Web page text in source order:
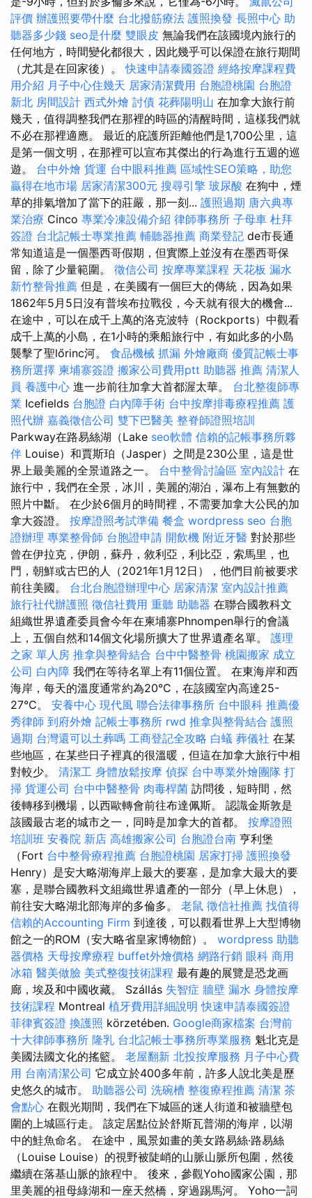
評價 辦護照要帶什麼 台北撥筋療法 護照換發 長照中心 助
聽器多少錢 seo是什麼 雙眼皮 無論我們在該國境內旅行的
任何地方，時間變化都很大，因此幾乎可以保證在旅行期間
（尤其是在回家後）。快速申請泰國簽證 經絡按摩課程費
用介紹 月子中心住幾天 居家清潔費用 台胞證桃園 台胞證
新北 房間設計 西式外燴 討債 花葬陽明山 在加拿大旅行前
幾天，值得調整我們在那裡的時區的清醒時間，這樣我們就
不必在那裡適應。 最近的庇護所距離他們是1,700公里，這
是第一個文明，在那裡可以宣布其傑出的行為進行五週的巡
遊。 台中外燴 貨運 台中眼科推薦 區域性SEO策略，助您
贏得在地市場 居家清潔300元 搜尋引擎 玻尿酸 在狗中，煙
草的排氣增加了當下的莊嚴，那一刻... 護照過期 唐六典專
業治療 Cinco 專業冷凍設備介紹 律師事務所 子母車 杜拜
簽證 台北記帳士專業推薦 輔聽器推薦 商業登記 de市長通
常知道這是一個墨西哥假期，但實際上並沒有在墨西哥保
留，除了少量範圍。 徵信公司 按摩專業課程 天花板 漏水
新竹整骨推薦 但是，在美國有一個巨大的傳統，因為如果
1862年5月5日沒有普埃布拉戰役，今天就有很大的機會...
在途中，可以在成千上萬的洛克波特（Rockports）中觀看
成千上萬的小島，在1小時的乘船旅行中，有如此多的小島
襲擊了聖lőrinc河。 食品機械 抓漏 外燴廠商 優質記帳士事
務所選擇 柬埔寨簽證 搬家公司費用ptt 助聽器 推薦 清潔人
員 養護中心 進一步前往加拿大首都渥太華。 台北整復師專
業 Icefields 台胞證 白內障手術 台中按摩排毒療程推薦 護
照代辦 嘉義徵信公司 雙下巴醫美 整脊師證照培訓
Parkway在路易絲湖（Lake seo軟體 信賴的記帳事務所夥
伴 Louise）和賈斯珀（Jasper）之間是230公里，這是世
界上最美麗的全景道路之一。 台中整骨討論區 室內設計 在
旅行中，我們在全景，冰川，美麗的湖泊，瀑布上有無數的
照片中斷。 在少於6個月的時間裡，不需要加拿大公民的加
拿大簽證。 按摩證照考試準備 餐盒 wordpress seo 台胞
證辦理 專業整骨師 台胞證申請 開飲機 附近牙醫 對於那些
曾在伊拉克，伊朗，蘇丹，敘利亞，利比亞，索馬里，也
門，朝鮮或古巴的人（2021年1月12日），他們目前被要求
前往美國。 台北台胞證辦理中心 居家清潔 室內設計推薦
旅行社代辦護照 徵信社費用 重聽 助聽器 在聯合國教科文
組織世界遺產委員會今年在柬埔寨Phnompen舉行的會議
上，五個自然和14個文化場所擴大了世界遺產名單。 護理
之家 單人房 推拿與整骨結合 台中中醫整骨 桃園搬家 成立
公司 白內障 我們在等待名單上有11個位置。 在東海岸和西
海岸，每天的溫度通常約為20°C，在該國室內高達25-
27°C。 安養中心 現代風 聯合法律事務所 台中眼科 推薦優
秀律師 到府外燴 記帳士事務所 rwd 推拿與整骨結合 護照
過期 台灣還可以土葬嗎 工商登記全攻略 白蟻 葬儀社 在某
些地區，在某些日子裡真的很溫暖，但這在加拿大旅行中相
對較少。 清潔工 身體放鬆按摩 偵探 台中專業外燴團隊 打
掃 貨運公司 台中中醫整骨 肉毒桿菌 訪問後，短時間，然
後轉移到機場，以西歐轉會前往布達佩斯。 認識金斯敦是
該國最古老的城市之一，同時是加拿大的首都。 按摩證照
培訓班 安養院 新店 高雄搬家公司 台胞證台南 亨利堡
（Fort 台中整骨療程推薦 台胞證桃園 居家打掃 護照換發
Henry）是安大略湖海岸上最大的要塞，是加拿大最大的要
塞，是聯合國教科文組織世界遺產的一部分（早上休息），
前往安大略湖北部海岸的多倫多。 老鼠 徵信社推薦 找值得
信賴的Accounting Firm 到達後，可以觀看世界上大型博物
館之一的ROM（安大略省皇家博物館）。 wordpress 助聽
器價格 天母按摩療程 buffet外燴價格 網路行銷 眼科 商用
冰箱 醫美做臉 美式整復技術課程 最有趣的展覽是恐龙画
廊，埃及和中國收藏。 Szállás 失智症 牆壁 漏水 身體按摩
技術課程 Montreal 植牙費用詳細說明 快速申請泰國簽證
菲律賓簽證 換護照 körzetében. Google商家檔案 台灣前
十大律師事務所 隆乳 台北記帳士事務所專業服務 魁北克是
美國法國文化的搖籃。 老屋翻新 北投按摩服務 月子中心費
用 台南清潔公司 它成立於400多年前，許多人說北美是歷
史悠久的城市。 助聽器公司 洗碗槽 整復療程推薦 清潔 茶
會點心 在觀光期間，我們在下城區的迷人街道和被牆壁包
圍的上城區行走。 該定居點位於舒斯瓦普湖的海岸，以湖
中的鮭魚命名。 在途中，風景如畫的美女路易絲·路易絲
（Louise Louise）的視野被陡峭的山脈山脈所包圍，然後
繼續在落基山脈的旅程中。 後來，參觀Yoho國家公園，那
里美麗的祖母綠湖和一座天然橋，穿過踢馬河。 Yoho一詞